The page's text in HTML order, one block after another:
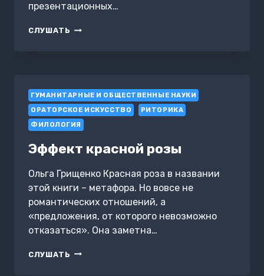
презентационных…
СЛУШАТЬ ГОВОРИ
УСПЕШНОГО
ВЫСТУПЛЕНИЯ
ГУМАНИТАРНЫЕ И ОБЩЕСТВЕННЫЕ НАУКИ
ОРАТОРСКОЕ ИСКУССТВО
РИТОРИКА
ФИЛОЛОГИЯ
Эффект красной розы
Ольга Грищенко Красная роза в названии
этой книги – метафора. Но вовсе не
романтических отношений, а
«предложения, от которого невозможно
отказаться». Она заметна…
СЛУШАТЬ ЭФФЕКТ